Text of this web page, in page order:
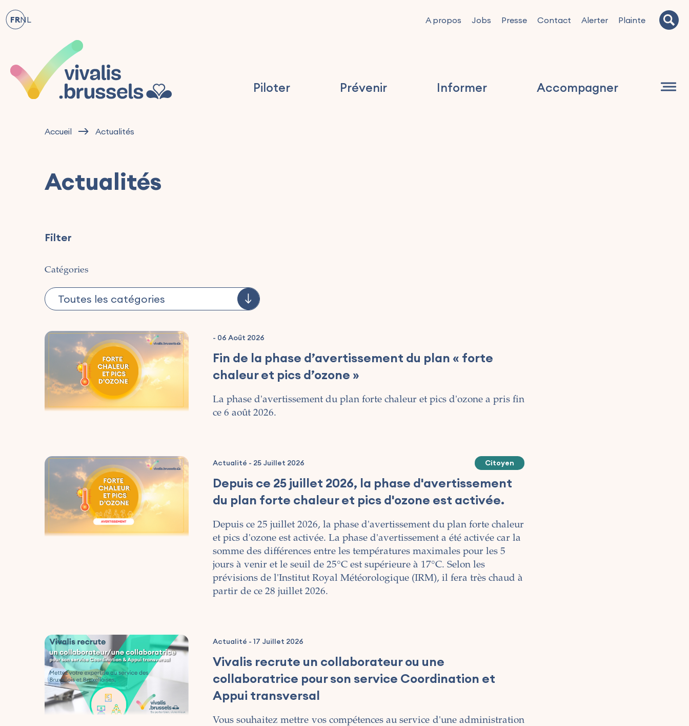
FRNL A propos Jobs Presse Contact Alerter Plainte
Piloter Prévenir Informer Accompagner
Accueil Actualités
Actualités
Filter
Catégories
Fin de la phase d’avertissement du plan « forte
chaleur et pics d’ozone »
- 06 Août 2026
La phase d'avertissement du plan forte chaleur et pics d'ozone a pris fin
ce 6 août 2026.
Depuis ce 25 juillet 2026, la phase d'avertissement
du plan forte chaleur et pics d'ozone est activée.
Actualité - 25 Juillet 2026 Citoyen
Depuis ce 25 juillet 2026, la phase d'avertissement du plan forte chaleur
et pics d'ozone est activée. La phase d'avertissement a été activée car la
somme des différences entre les températures maximales pour les 5
jours à venir et le seuil de 25°C est supérieure à 17°C. Selon les
prévisions de l'Institut Royal Météorologique (IRM), il fera très chaud à
partir de ce 28 juillet 2026.
Vivalis recrute un collaborateur ou une
collaboratrice pour son service Coordination et
Appui transversal
Actualité - 17 Juillet 2026
Vous souhaitez mettre vos compétences au service d'une administration